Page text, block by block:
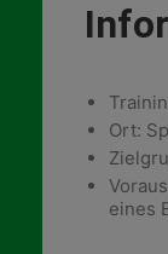
Ort:
eines